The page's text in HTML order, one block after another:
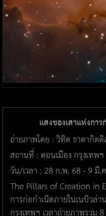
แสงของเสาแห่งกา
ถ่ายภาพโดย : วิทิต ธาดากิต
สถานที่ : ดอนเมือง กรุงเทพฯ
วัน/เวลา : 28 ก.พ. 68 - 9 มี.
The Pillars of Creation in
การก่อกำเนิดภายในเนบิวล่